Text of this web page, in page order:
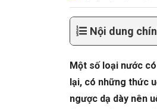
Nội dung
Một số loại nước
lại, có những thức
ngược dạ dày nên